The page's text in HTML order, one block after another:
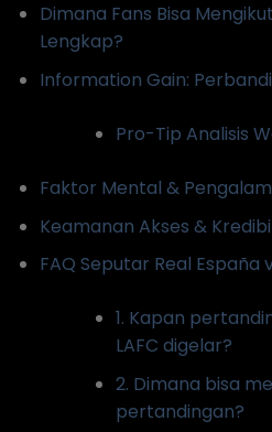
Dimana Fans Bisa
Lengkap?
Information Gain:
Pro-Tip Analisis
Faktor Mental &
Keamanan Akses &
FAQ Seputar Real España
1. Kapan
LAFC digelar?
2. Dimana bisa
pertandingan?